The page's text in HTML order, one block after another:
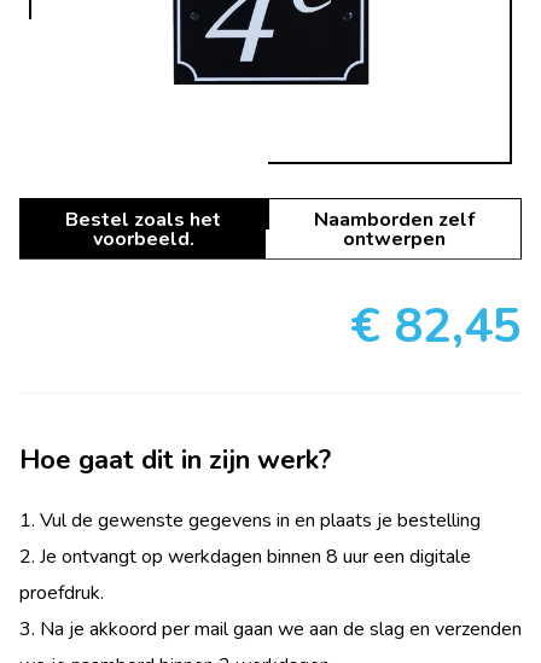
Bestel zoals het
voorbeeld.
Naamborden zelf
ontwerpen
€ 82,45
Hoe gaat dit in zijn werk?
1. Vul de gewenste gegevens in en plaats je bestelling
2. Je ontvangt op werkdagen binnen 8 uur een digitale
proefdruk.
3. Na je akkoord per mail gaan we aan de slag en verzenden